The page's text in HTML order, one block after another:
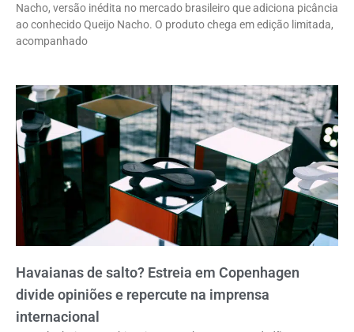
Nacho, versão inédita no mercado brasileiro que adiciona picância
ao conhecido Queijo Nacho. O produto chega em edição limitada,
acompanhado
Havaianas de salto? Estreia em Copenhagen
divide opiniões e repercute na imprensa
internacional